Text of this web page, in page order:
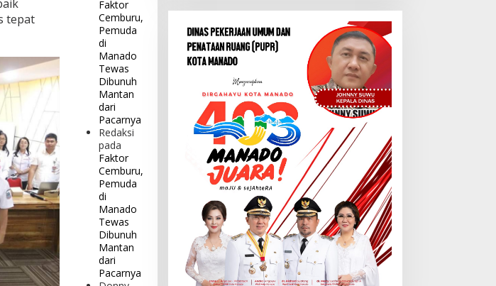
tepat
Faktor
Cemburu,
Pemuda
di
Manado
Tewas
Dibunuh
Mantan
dari
Pacarnya
Redaksi
pada
Faktor
Cemburu,
Pemuda
di
Manado
Tewas
Dibunuh
Mantan
dari
Pacarnya